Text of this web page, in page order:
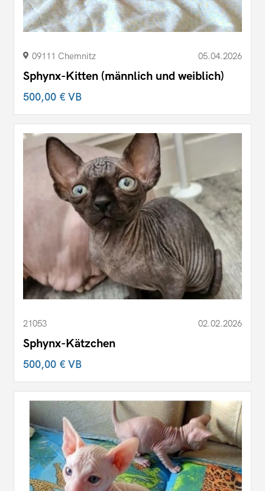
09111 Chemnitz 05.04.2026
Sphynx-Kitten (männlich und weiblich)
500,00 €VB
21053 02.02.2026
Sphynx-Kätzchen
500,00 €VB